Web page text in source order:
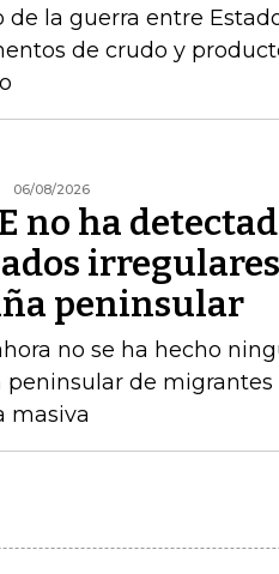
de la guerra entre
de crudo y
06/08/2026
no ha
peninsular
no se ha hecho
peninsular de
masiva